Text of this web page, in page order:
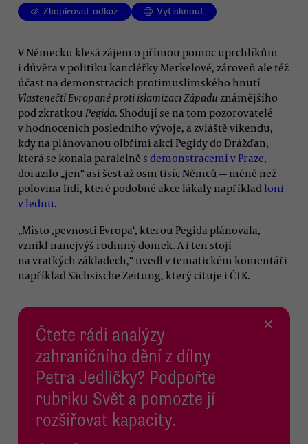
Zkopírovat odkaz Vytisknout
V Německu klesá zájem o přímou pomoc uprchlíkům
i důvěra v politiku kancléřky Merkelové, zároveň ale též
účast na demonstracích protimuslimského hnutí
Vlastenečtí Evropané proti islamizaci Západu známějšího
pod zkratkou Pegida. Shodují se na tom pozorovatelé
v hodnoceních posledního vývoje, a zvláště víkendu,
kdy na plánovanou olbřímí akci Pegidy do Drážďan,
která se konala paralelně s demonstracemi v Praze,
dorazilo „jen“ asi šest až osm tisíc Němců — méně než
polovina lidí, které podobné akce lákaly například loni
v lednu.
„Místo ‚pevnosti Evropa‘, kterou Pegida plánovala,
vznikl nanejvýš rodinný domek. A i ten stojí
na vratkých základech,“ uvedl v tematickém komentáři
například Sächsische Zeitung, který cituje i ČTK.
Čtete rádi analýzy
zahraničního dění z dílny
Petra Jedličky? Podpořte
rubriku Svět a pomozte jí
rozšiřovat kapacity.
×